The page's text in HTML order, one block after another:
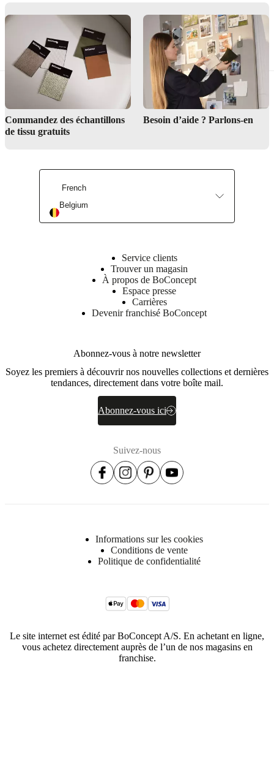
Trouver un magasin
Service de design d’intérieur
Quels matériaux et détails sont importants pour choisir la bonne chaise ?
Commandez des échantillons
de tissu gratuits
Besoin d’aide ? Parlons-en
French
Belgium
Service clients
Trouver un magasin
À propos de BoConcept
Espace presse
Carrières
Devenir franchisé BoConcept
Abonnez-vous à notre newsletter
Soyez les premiers à découvrir nos nouvelles collections et dernières
tendances, directement dans votre boîte mail.
Abonnez-vous ici
Suivez-nous
Informations sur les cookies
Conditions de vente
Politique de confidentialité
Le site internet est édité par BoConcept A/S. En achetant en ligne,
vous achetez directement auprès de l’un de nos magasins en
franchise.